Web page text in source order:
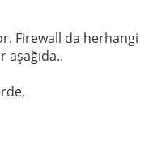
Firewall da herhangi
aşağıda..